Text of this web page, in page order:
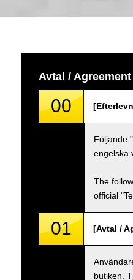
Avtal / Agreement
00
Följande
engelska
The
official
01 [Avtal /
butiken.